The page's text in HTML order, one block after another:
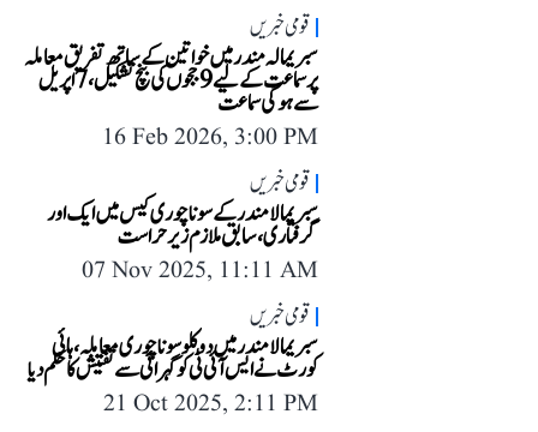
قومی خبریں
سبریمالہ مندر میں خواتین کے ساتھ تفریق معاملہ
پر سماعت کے لیے 9 ججوں کی بنچ تشکیل، 7 اپریل
سے ہوگی سماعت
16 Feb 2026, 3:00 PM
قومی خبریں
سبریمالا مندر کے سونا چوری کیس میں ایک اور
گرفتاری، سابق ملازم زیر حراست
07 Nov 2025, 11:11 AM
قومی خبریں
سبریمالا مندر میں دو کلو سونا چوری معاملہ، ہائی
کورٹ نے ایس آئی ٹی کو گہرائی سے تفتیش کا حکم دیا
21 Oct 2025, 2:11 PM